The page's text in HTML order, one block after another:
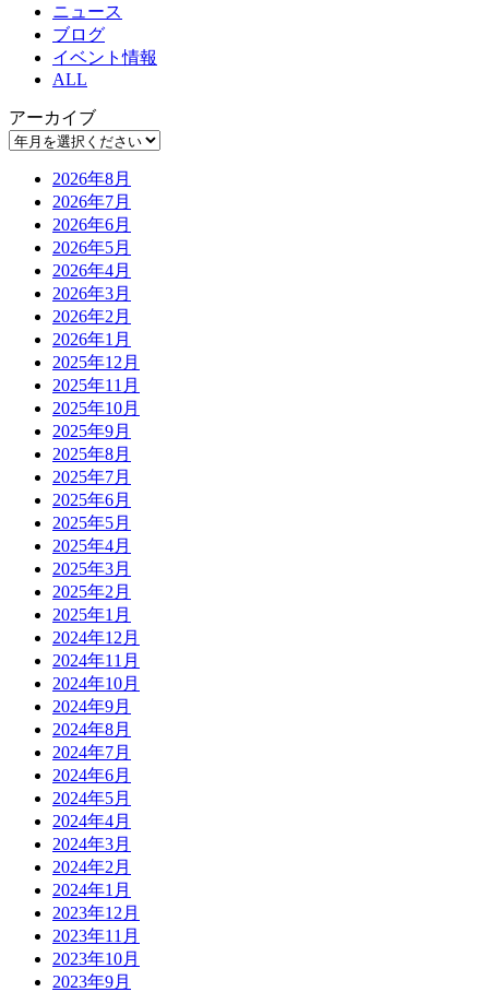
ニュース
ブログ
イベント情報
ALL
アーカイブ
2026年8月
2026年7月
2026年6月
2026年5月
2026年4月
2026年3月
2026年2月
2026年1月
2025年12月
2025年11月
2025年10月
2025年9月
2025年8月
2025年7月
2025年6月
2025年5月
2025年4月
2025年3月
2025年2月
2025年1月
2024年12月
2024年11月
2024年10月
2024年9月
2024年8月
2024年7月
2024年6月
2024年5月
2024年4月
2024年3月
2024年2月
2024年1月
2023年12月
2023年11月
2023年10月
2023年9月